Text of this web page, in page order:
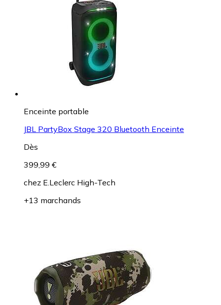
Enceinte portable
JBL PartyBox Stage 320 Bluetooth Enceinte
Dès
399,99 €
chez E.Leclerc High-Tech
+13 marchands